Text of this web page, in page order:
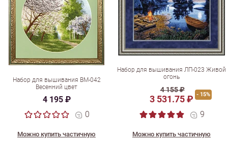
Набор для вышивания ВМ-042
Весенний цвет
4 195 ₽
0
Можно купить частичную
Набор для вышивания ЛП-023 Живой
огонь
4 155 ₽
3 531.75 ₽ - 15%
9
Можно купить частичную